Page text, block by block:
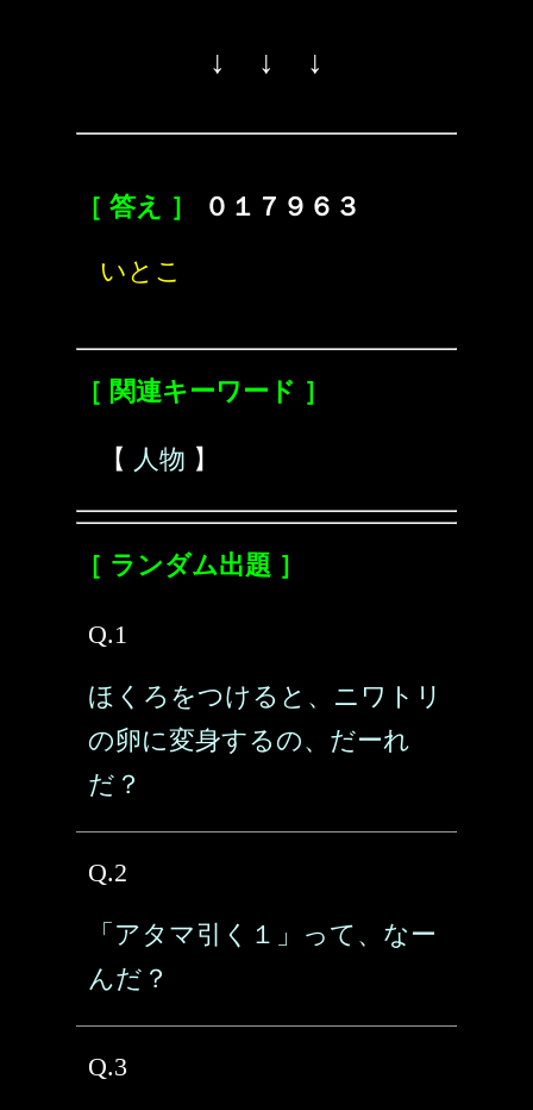
↓ ↓ ↓
［ 答え ］ ０１７９６３
いとこ
［ 関連キーワード ］
【 人物 】
［ ランダム出題 ］
Q.1
ほくろをつけると、ニワトリ
の卵に変身するの、だーれ
だ？
Q.2
「アタマ引く１」って、なー
んだ？
Q.3